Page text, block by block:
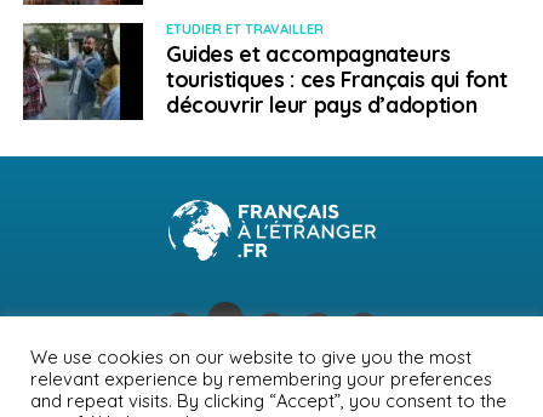
ETUDIER ET TRAVAILLER
Guides et accompagnateurs
touristiques : ces Français qui font
découvrir leur pays d’adoption
NEWSLETTER PUBLICITÉ CONTACTS MENTIONS LÉGALES
We use cookies on our website to give you the most
relevant experience by remembering your preferences
and repeat visits. By clicking “Accept”, you consent to the